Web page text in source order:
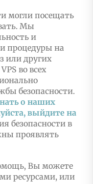
могли посещать
Мы
и
процедуры на
или других
во всех
безопасности.
о наших
выйдите на
безопасности в
проявлять
Вы можете
ресурсами, или